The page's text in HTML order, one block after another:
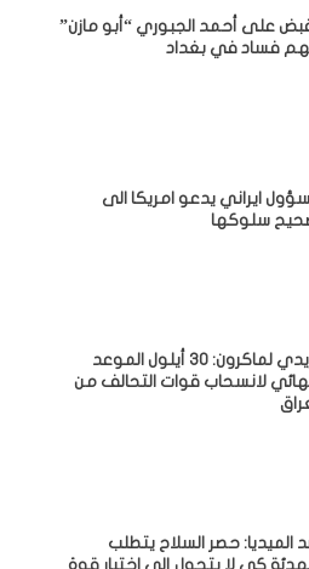
على أحمد الجبوري “أبو مازن”
فساد في بغداد
ايراني يدعو امريكا الى
سلوكها
الزيدي لماكرون: 30 أيلول الموعد
لانسحاب قوات التحالف من
الميديا: حصر السلاح يتطلب
كي لا يتحول إلى اختبار قوة